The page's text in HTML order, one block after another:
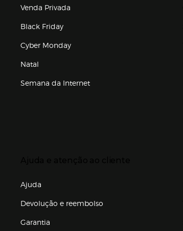
Venda Privada
Black Friday
Cyber Monday
Natal
Semana da Internet
Ajuda
Devolução e reembolso
Garantia